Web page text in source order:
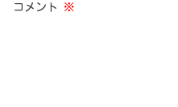
コメント ※